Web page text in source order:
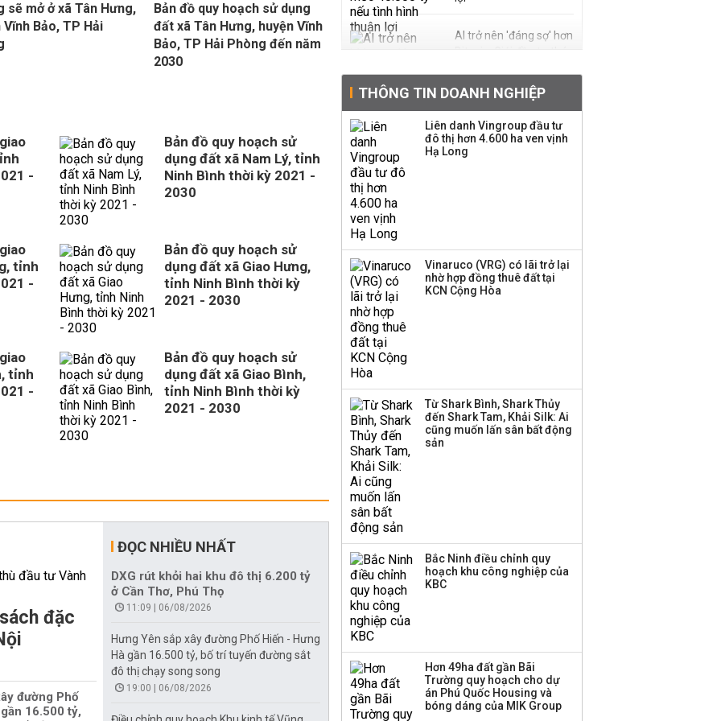
sẽ mở ở xã Tân Hưng,
Vĩnh Bảo, TP Hải
Bản đồ quy hoạch sử dụng
đất xã Tân Hưng, huyện Vĩnh
Bảo, TP Hải Phòng đến năm
2030
-
Bản đồ quy hoạch sử
dụng đất xã Nam Lý, tỉnh
Ninh Bình thời kỳ 2021 -
2030
tỉnh
-
Bản đồ quy hoạch sử
dụng đất xã Giao Hưng,
tỉnh Ninh Bình thời kỳ
2021 - 2030
tỉnh
-
Bản đồ quy hoạch sử
dụng đất xã Giao Bình,
tỉnh Ninh Bình thời kỳ
2021 - 2030
đặc
đường Phố
16.500 tỷ,
ĐỌC NHIỀU NHẤT
DXG rút khỏi hai khu đô thị 6.200 tỷ
ở Cần Thơ, Phú Thọ
11:09 | 06/08/2026
Hưng Yên sắp xây đường Phố Hiến - Hưng
Hà gần 16.500 tỷ, bố trí tuyến đường sắt
đô thị chạy song song
19:00 | 06/08/2026
AI trở nên 'đáng sợ' hơn
Bitcoin: Giới đầu tư tháo
hơi 40%, 150 tỷ USD bị
rút không thương tiếc
Con gái tỷ phú Phạm
Nhật Vượng lần đầu
chứng khoán trong
tháng 7 biến động
Thị trường thường
‘phất lên’ trong tháng 8,
THÔNG TIN DOANH NGHIỆP
Liên danh Vingroup đầu tư
đô thị hơn 4.600 ha ven vịnh
Hạ Long
Vinaruco (VRG) có lãi trở lại
nhờ hợp đồng thuê đất tại
KCN Cộng Hòa
Từ Shark Bình, Shark Thủy
đến Shark Tam, Khải Silk: Ai
cũng muốn lấn sân bất động
sản
Bắc Ninh điều chỉnh quy
hoạch khu công nghiệp của
KBC
Hơn 49ha đất gần Bãi
Trường quy hoạch cho dự
án Phú Quốc Housing và
bóng dáng của MIK Group